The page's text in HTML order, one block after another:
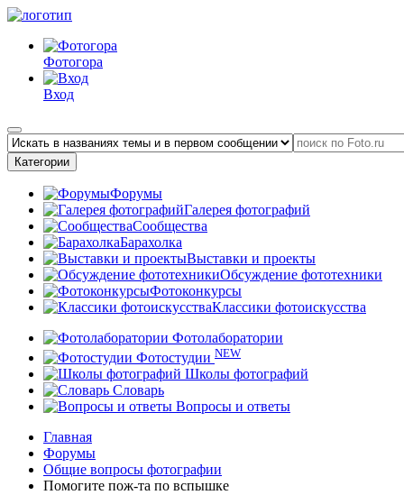
Фотогора
Вход
Категории
Форумы
Галерея фотографий
Сообщества
Барахолка
Выставки и проекты
Обсуждение фототехники
Фотоконкурсы
Классики фотоискусства
Фотолаборатории
Фотостудии NEW
Школы фотографий
Словарь
Вопросы и ответы
Главная
Форумы
Общие вопросы фотографии
Помогите пож-та по вспышке